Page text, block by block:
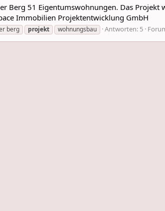
Berg 51 Eigentumswohnungen. Das Projekt
Immobilien Projektentwicklung GmbH
berg projekt wohnungsbau Antworten: 5